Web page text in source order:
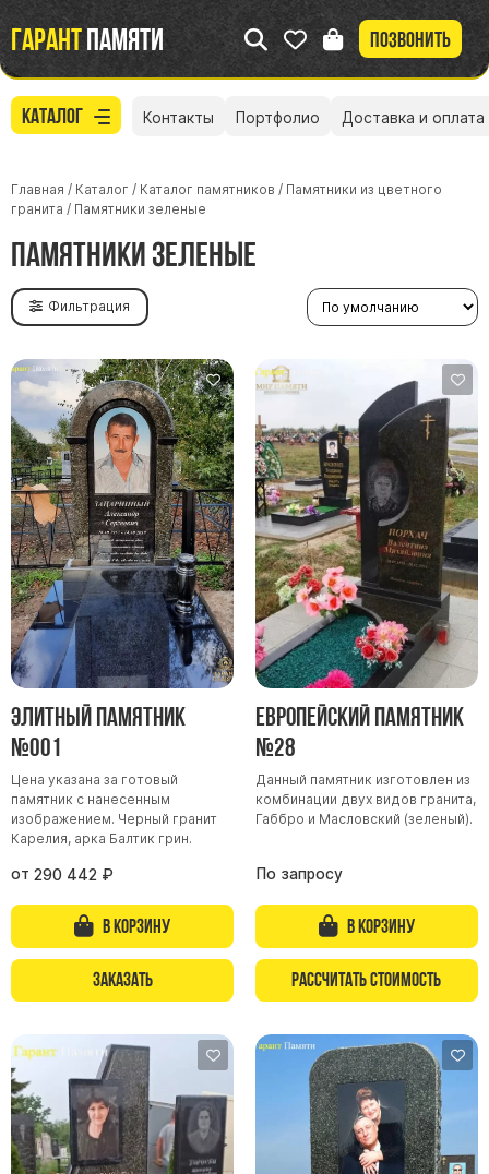
Гарантпамяти Позвонить
Каталог
Участникам СВО
Памятники из гранита
Памятники из мрамора
Элитные памятники
Резные памятники
Мемориальные комплексы
Памятники с полноформатным фото
Склеп
Cкульптуры ангел
Детские памятники
Памятники Мусульманские
Памятники Армянские
Европейские памятники
Памятники "Клипарт"
Семейные памятники ( памятники на двоих )
Памятники в форме креста
Памятники из белого мрамора Коелга
Креативные памятники
Кресты из белого мрамора
Фигурные памятники
Контакты Портфолио Доставка и оплата
Главная / Каталог / Каталог памятников / Памятники из цветного
гранита / Памятники зеленые
Памятники зеленые
Фильтрация
Элитный памятник
№001
Цена указана за готовый
памятник с нанесенным
изображением. Черный гранит
Карелия, арка Балтик грин.
от 290 442 ₽
В корзину
Заказать
Европейский памятник
№28
Данный памятник изготовлен из
комбинации двух видов гранита,
Габбро и Масловский (зеленый).
По запросу
В корзину
Рассчитать стоимость